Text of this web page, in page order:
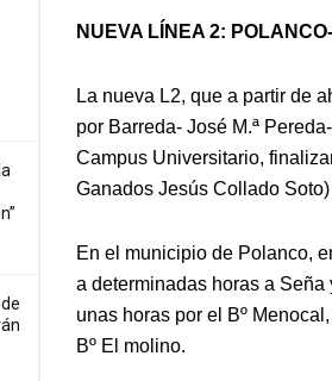
NUEVA LÍNEA 2:
La nueva L2, que a partir de
por Barreda- José M.ª
Campus Universitario,
Ganados Jesús Collado
En el municipio de Polanco,
a determinadas horas a
unas horas por el Bº
Bº El molino.